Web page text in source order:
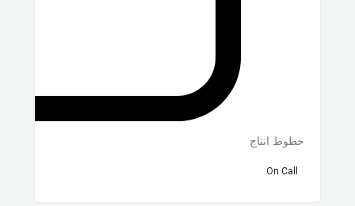
خطوط انتاج
On Call